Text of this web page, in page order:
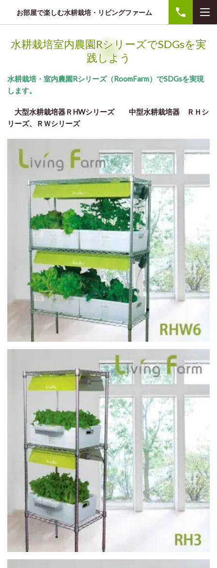
お部屋で楽しむ水耕栽培・リビングファーム
水耕栽培室内農園RシリーズでSDGsを実
践しよう
水耕栽培・室内農園Rシリーズ（RoomFarm）でSDGsを実現
します。
大型水耕栽培器ＲHWシリーズ 中型水耕栽培器 ＲＨシ
リーズ、ＲＷシリーズ